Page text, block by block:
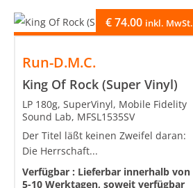
Run-D.M.C.
King Of Rock (Super Vinyl)
€74.00 inkl. MwSt.
LP 180g, SuperVinyl, Mobile Fidelity
Sound Lab, MFSL1535SV
Der Titel läßt keinen Zweifel daran:
Die Herrschaft...
Verfügbar : Lieferbar innerhalb von
5-10 Werktagen, soweit verfügbar